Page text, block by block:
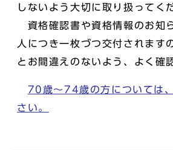
しないよう大切に取り扱ってく
資格確認書や資格情報のお知
人につき一枚づつ交付されます
とお間違えのないよう、よく確
70歳～74歳の方については
さい。